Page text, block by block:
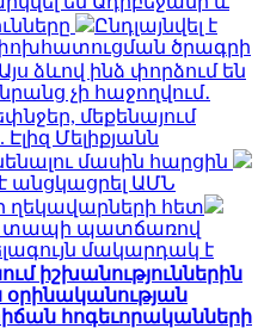
Ընդլայնվել է
ծրագրի
Այս ձևով ինձ փորձում են
չի հաջողվում․
մեքենայում
Մելիքյանն
մասին հարցին
ԱՄՆ
ղեկավարների հետ
տապի պատճառով
մակարդակ է
իշխանություններին
հոգեւորականների